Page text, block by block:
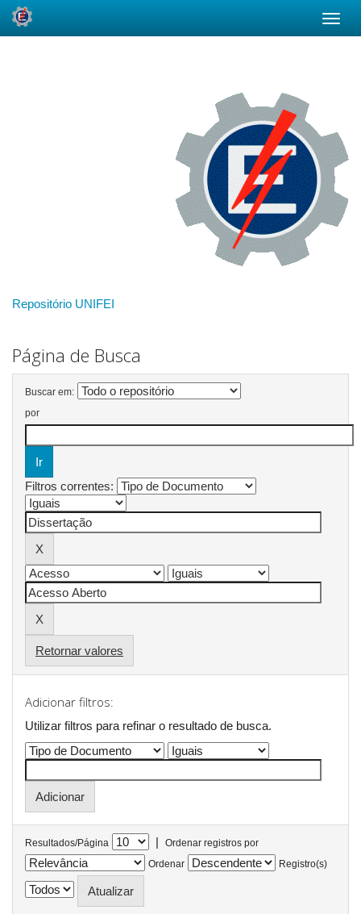
Repositório UNIFEI
Página de Busca
Buscar em:
por
Filtros correntes:
Retornar valores
Adicionar filtros:
Utilizar filtros para refinar o resultado de busca.
Resultados/Página |
Ordenar registros por
Ordenar
Registro(s)